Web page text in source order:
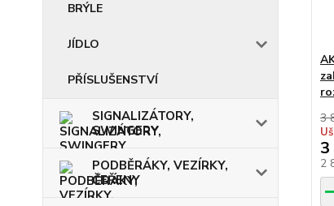
BRÝLE
JÍDLO
PŘÍSLUŠENSTVÍ
SIGNALIZÁTORY,
SWINGERY
PODBĚRÁKY, VEZÍRKY,
ČEŘENY
3
3
2